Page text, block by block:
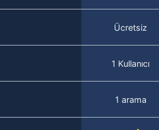
Ücretsiz
1 Kullanıcı
1 arama